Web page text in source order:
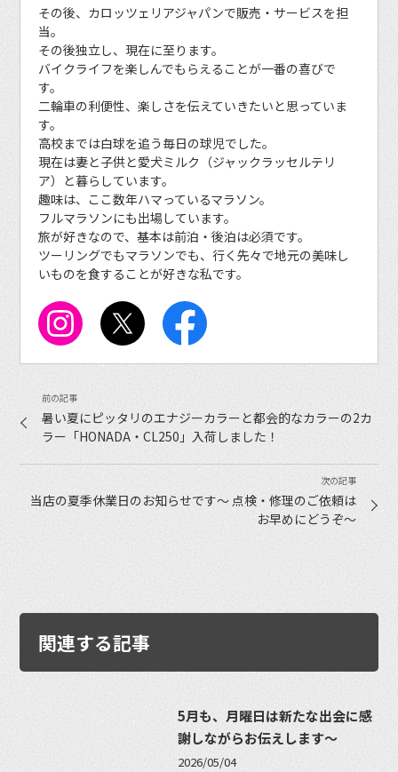
その後、カロッツェリアジャパンで販売・サービスを担
当。
その後独立し、現在に至ります。
バイクライフを楽しんでもらえることが一番の喜びで
す。
二輪車の利便性、楽しさを伝えていきたいと思っていま
す。
高校までは白球を追う毎日の球児でした。
現在は妻と子供と愛犬ミルク（ジャックラッセルテリ
ア）と暮らしています。
趣味は、ここ数年ハマっているマラソン。
フルマラソンにも出場しています。
旅が好きなので、基本は前泊・後泊は必須です。
ツーリングでもマラソンでも、行く先々で地元の美味し
いものを食することが好きな私です。
暑い夏にピッタリのエナジーカラーと都会的なカラーの2カ
ラー「HONADA・CL250」入荷しました！
当店の夏季休業日のお知らせです〜 点検・修理のご依頼は
お早めにどうぞ〜
関連する記事
5月も、月曜日は新たな出会に感
謝しながらお伝えします〜
2026/05/04